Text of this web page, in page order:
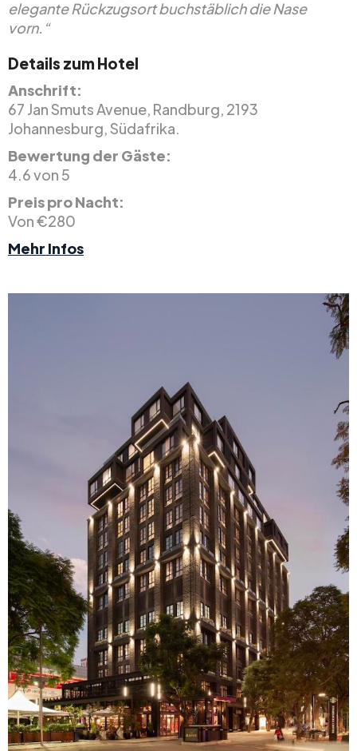
elegante Rückzugsort buchstäblich die Nase
vorn.“
Details zum Hotel
Anschrift:
67 Jan Smuts Avenue, Randburg, 2193
Johannesburg, Südafrika.
Bewertung der Gäste:
4.6 von 5
Preis pro Nacht:
Von €280
Mehr Infos